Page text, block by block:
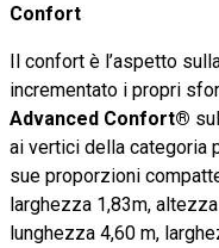
Confort
Il confort è l’aspetto
incrementato i propri
Advanced Confort®
ai vertici della categoria
sue proporzioni
larghezza 1,83m,
lunghezza 4,60 m,